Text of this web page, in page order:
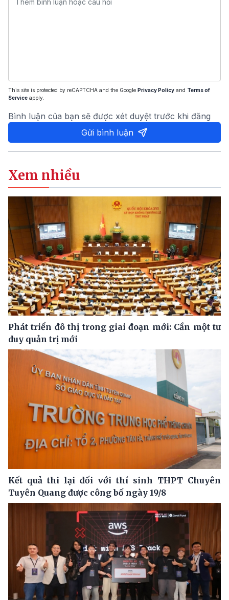
This site is protected by reCAPTCHA and the Google Privacy Policy and Terms of
Service apply.
Bình luận của bạn sẽ được xét duyệt trước khi đăng
Gửi bình luận
Xem nhiều
Phát triển đô thị trong giai đoạn mới: Cần một tư
duy quản trị mới
Kết quả thi lại đối với thí sinh THPT Chuyên
Tuyên Quang được công bố ngày 19/8